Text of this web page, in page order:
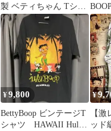
製 ベティちゃん Tシャ
ツ キッズヴィンテージ ージ
フィ
¥9,800
BettyBoop ビンテージT
シャツ HAWAII Hula
¥
【
ッド